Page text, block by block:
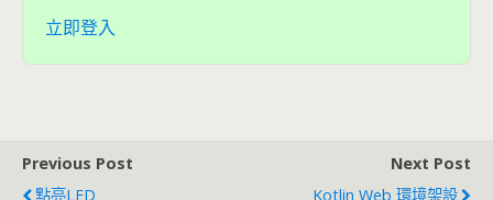
立即登入
Previous Post
點亮LED
Next Post
Kotlin Web 環境架設